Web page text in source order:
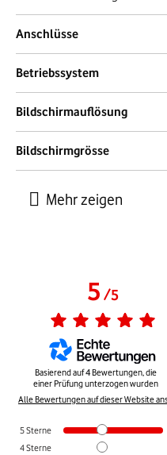
Anschlüsse
Betriebssystem
Bildschirmauflösung
Bildschirmgrösse
5/5
Basierend auf4 Bewertungen, die
einer Prüfung unterzogen wurden
Alle Bewertungen auf dieser Website
5Sterne
4Sterne